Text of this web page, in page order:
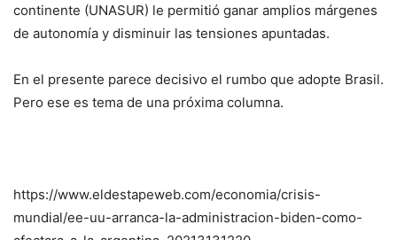
continente (UNASUR) le permitió ganar amplios márgenes
de autonomía y disminuir las tensiones apuntadas.
En el presente parece decisivo el rumbo que adopte Brasil.
Pero ese es tema de una próxima columna.
https://www.eldestapeweb.com/economia/crisis-
mundial/ee-uu-arranca-la-administracion-biden-como-